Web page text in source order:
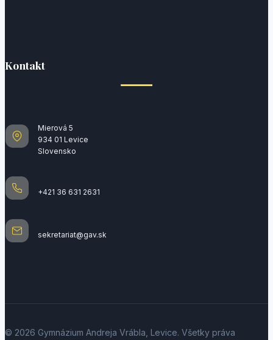
Kontakt
Mierová 5
934 01 Levice
Slovensko
+421 36 631 2631
sekretariat@gav.sk
© 2026 Gymnázium Andreja Vrábla, Levice. Všetky práva